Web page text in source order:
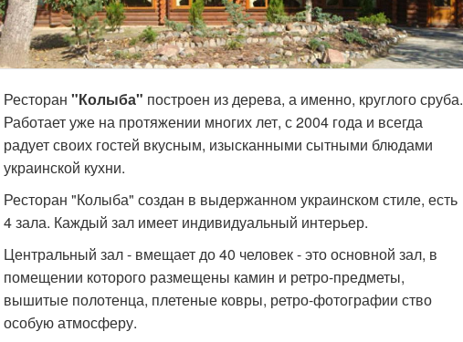
Ресторан "Колыба" построен из дерева, а именно, круглого сруба.
Работает уже на протяжении многих лет, с 2004 года и всегда
радует своих гостей вкусным, изысканными сытными блюдами
украинской кухни.
Ресторан "Колыба" создан в выдержанном украинском стиле, есть
4 зала. Каждый зал имеет индивидуальный интерьер.
Центральный зал - вмещает до 40 человек - это основной зал, в
помещении которого размещены камин и ретро-предметы,
вышитые полотенца, плетеные ковры, ретро-фотографии ство
особую атмосферу.